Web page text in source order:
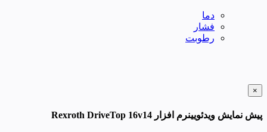
دما
فشار
رطوبت
×
پیش نمایش ویدئویینرم افزار Rexroth DriveTop 16v14